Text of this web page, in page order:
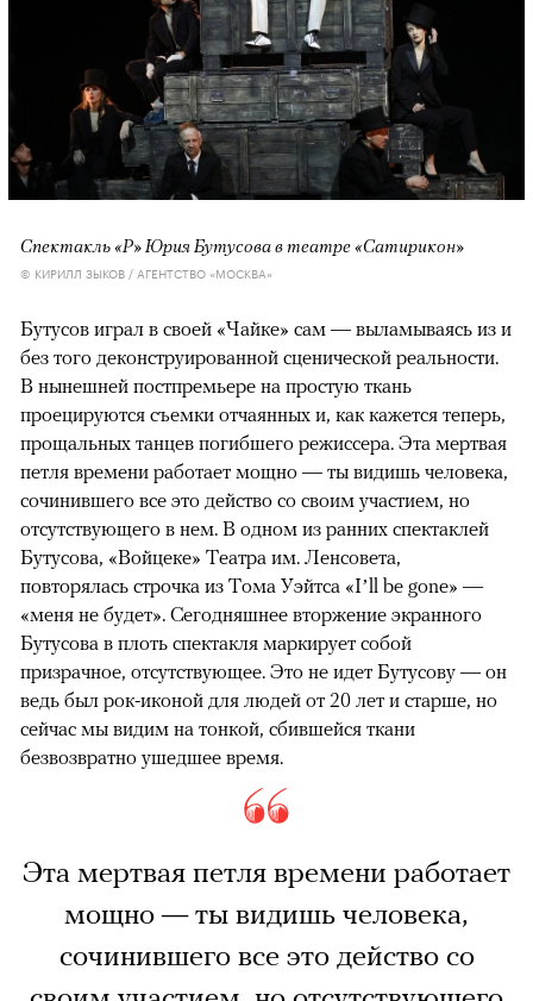
Спектакль «Р» Юрия Бутусова в театре «Сатирикон»
© КИРИЛЛ ЗЫКОВ / АГЕНТСТВО «МОСКВА»
Бутусов играл в своей «Чайке» сам — выламываясь из и
без того деконструированной сценической реальности.
В нынешней постпремьере на простую ткань
проецируются съемки отчаянных и, как кажется теперь,
прощальных танцев погибшего режиссера. Эта мертвая
петля времени работает мощно — ты видишь человека,
сочинившего все это действо со своим участием, но
отсутствующего в нем. В одном из ранних спектаклей
Бутусова, «Войцеке» Театра им. Ленсовета,
повторялась строчка из Тома Уэйтса «I’ll be gone» —
«меня не будет». Сегодняшнее вторжение экранного
Бутусова в плоть спектакля маркирует собой
призрачное, отсутствующее. Это не идет Бутусову — он
ведь был рок-иконой для людей от 20 лет и старше, но
сейчас мы видим на тонкой, сбившейся ткани
безвозвратно ушедшее время.
Эта мертвая петля времени работает
мощно — ты видишь человека,
сочинившего все это действо со